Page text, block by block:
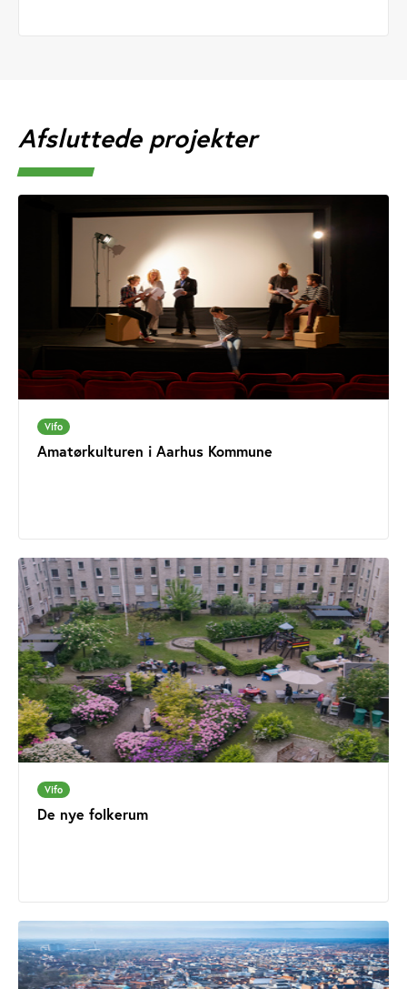
Afsluttede projekter
Vifo
Amatørkulturen i Aarhus Kommune
Vifo
De nye folkerum